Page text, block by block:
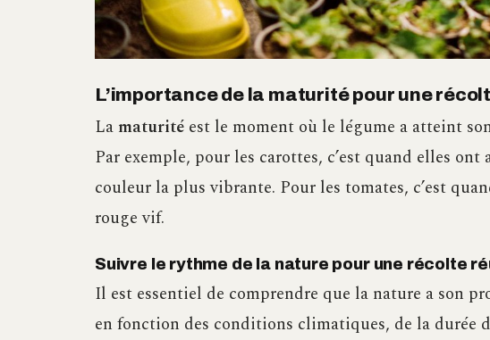
L’importance de la maturité pour une
La maturité est le moment où le légume a atteint
Par exemple, pour les carottes, c’est quand elles
couleur la plus vibrante. Pour les tomates, c’est
rouge vif.
Suivre le rythme de la nature pour une récolte
Il est essentiel de comprendre que la nature a son
en fonction des conditions climatiques, de la durée